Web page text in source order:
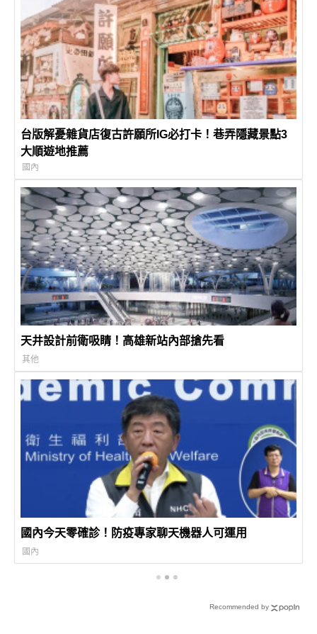
台版解憂雜貨店復古許願所IG必打卡！巷弄隱藏景點3
大順遊地推薦
國內
天井設計前衛吸睛！高雄新站內部搶先看
其他
國內今天零確診！防疫專家聊天機器人可運用
國內
Recommended by